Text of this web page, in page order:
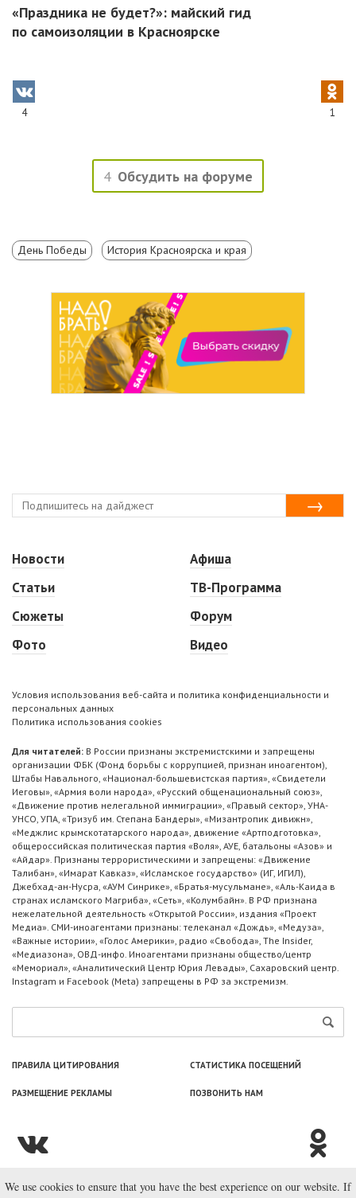
«Праздника не будет?»: майский гид
по самоизоляции в Красноярске
4 1
4 Обсудить на форуме
День Победы История Красноярска и края
Новости
Статьи
Сюжеты
Фото
Афиша
ТВ-Программа
Форум
Видео
Условия использования веб-сайта и политика конфиденциальности и
персональных данных
Политика использования cookies
Для читателей: В России признаны экстремистскими и запрещены
организации ФБК (Фонд борьбы с коррупцией, признан иноагентом),
Штабы Навального, «Национал-большевистская партия», «Свидетели
Иеговы», «Армия воли народа», «Русский общенациональный союз»,
«Движение против нелегальной иммиграции», «Правый сектор», УНА-
УНСО, УПА, «Тризуб им. Степана Бандеры», «Мизантропик дивижн»,
«Меджлис крымскотатарского народа», движение «Артподготовка»,
общероссийская политическая партия «Воля», АУЕ, батальоны «Азов» и
«Айдар». Признаны террористическими и запрещены: «Движение
Талибан», «Имарат Кавказ», «Исламское государство» (ИГ, ИГИЛ),
Джебхад-ан-Нусра, «АУМ Синрике», «Братья-мусульмане», «Аль-Каида в
странах исламского Магриба», «Сеть», «Колумбайн». В РФ признана
нежелательной деятельность «Открытой России», издания «Проект
Медиа». СМИ-иноагентами признаны: телеканал «Дождь», «Медуза»,
«Важные истории», «Голос Америки», радио «Свобода», The Insider,
«Медиазона», ОВД-инфо. Иноагентами признаны общество/центр
«Мемориал», «Аналитический Центр Юрия Левады», Сахаровский центр.
Instagram и Facebook (Metа) запрещены в РФ за экстремизм.
ПРАВИЛА ЦИТИРОВАНИЯ СТАТИСТИКА ПОСЕЩЕНИЙ
РАЗМЕЩЕНИЕ РЕКЛАМЫ ПОЗВОНИТЬ НАМ
© ООО «Лаборатория Новоcтей», 2003—2026.
We use cookies to ensure that you have the best experience on our website. If